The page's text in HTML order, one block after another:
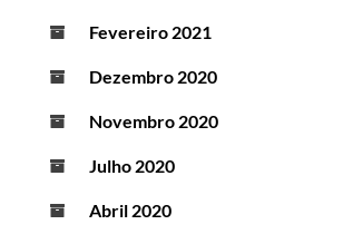
Fevereiro 2021
Dezembro 2020
Novembro 2020
Julho 2020
Abril 2020